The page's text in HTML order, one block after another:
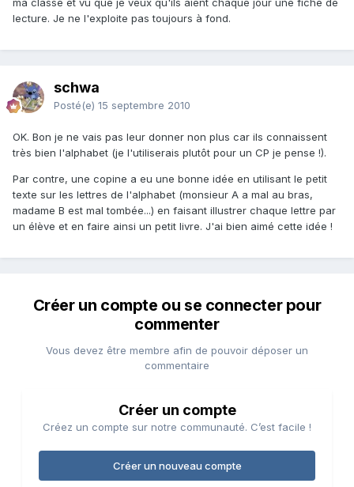
ma classe et vu que je veux qu'ils aient chaque jour une fiche de
lecture. Je ne l'exploite pas toujours à fond.
schwa
Posté(e) 15 septembre 2010
OK. Bon je ne vais pas leur donner non plus car ils connaissent
très bien l'alphabet (je l'utiliserais plutôt pour un CP je pense !).
Par contre, une copine a eu une bonne idée en utilisant le petit
texte sur les lettres de l'alphabet (monsieur A a mal au bras,
madame B est mal tombée...) en faisant illustrer chaque lettre par
un élève et en faire ainsi un petit livre. J'ai bien aimé cette idée !
Créer un compte ou se connecter pour
commenter
Vous devez être membre afin de pouvoir déposer un
commentaire
Créer un compte
Créez un compte sur notre communauté. C’est facile !
Créer un nouveau compte